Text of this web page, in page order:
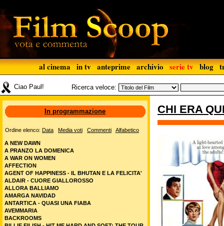
al cinema in tv anteprime archivio serie tv blog
Ciao Paul! Ricerca veloce:
CHI ERA
In programmazione
Ordine elenco: Data Media voti Commenti Alfabetico
A NEW DAWN
A PRANZO LA DOMENICA
A WAR ON WOMEN
AFFECTION
AGENT OF HAPPINESS - IL BHUTAN E LA FELICITA'
ALDAIR - CUORE GIALLOROSSO
ALLORA BALLIAMO
AMARGA NAVIDAD
ANTARTICA - QUASI UNA FIABA
AVEMMARIA
BACKROOMS